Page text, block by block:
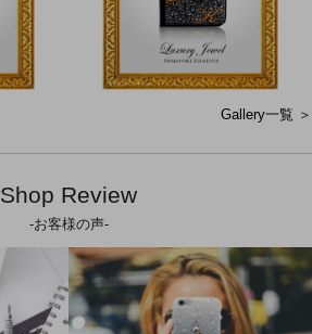
Gallery一覧 ＞
Shop Review
-お客様の声-